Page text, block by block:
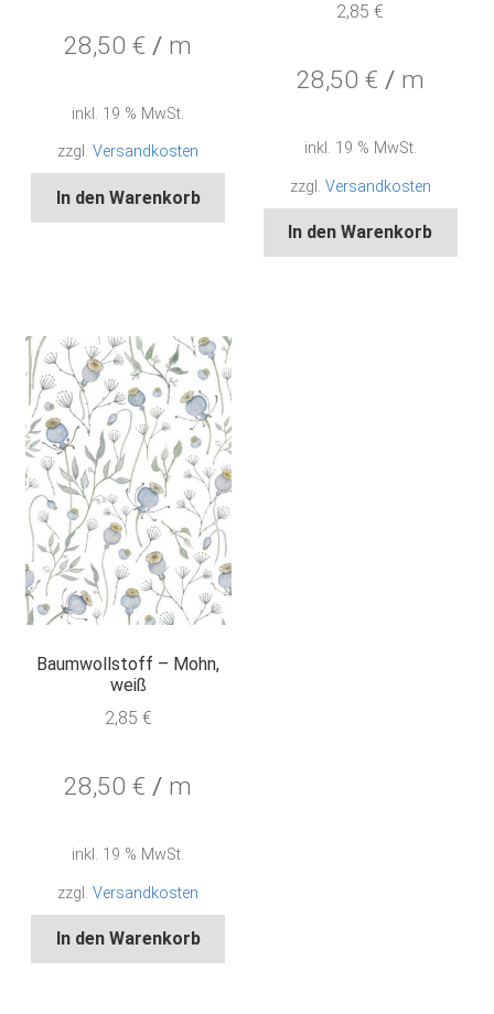
28,50€ / m
inkl. 19 % MwSt.
zzgl.Versandkosten
In den Warenkorb
2,85€
28,50 € / m
inkl. 19 % MwSt.
zzgl. Versandkosten
In den Warenkorb
Baumwollstoff – Mohn,
weiß
2,85 €
28,50€ / m
inkl. 19 % MwSt.
zzgl.Versandkosten
In den Warenkorb